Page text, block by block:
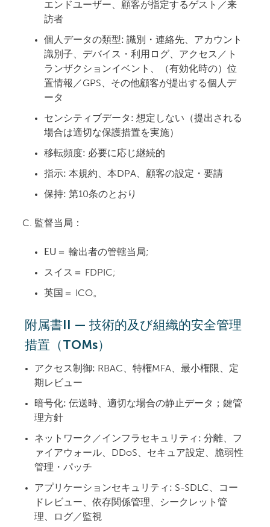
エンドユーザー、顧客が指定するゲスト／来
訪者
個人データの類型: 識別・連絡先、アカウント
識別子、デバイス・利用ログ、アクセス／ト
ランザクションイベント、（有効化時の）位
置情報／GPS、その他顧客が提出する個人デ
ータ
センシティブデータ: 想定しない（提出される
場合は適切な保護措置を実施）
移転頻度: 必要に応じ継続的
指示: 本規約、本DPA、顧客の設定・要請
保持: 第10条のとおり
監督当局：
EU＝ 輸出者の管轄当局;
スイス＝ FDPIC;
英国＝ ICO。
附属書II — 技術的及び組織的安全管理
措置（TOMs）
アクセス制御: RBAC、特権MFA、最小権限、定
期レビュー
暗号化: 伝送時、適切な場合の静止データ；鍵管
理方針
ネットワーク／インフラセキュリティ: 分離、フ
ァイアウォール、DDoS、セキュア設定、脆弱性
管理・パッチ
アプリケーションセキュリティ: S-SDLC、コー
ドレビュー、依存関係管理、シークレット管
理、ログ／監視